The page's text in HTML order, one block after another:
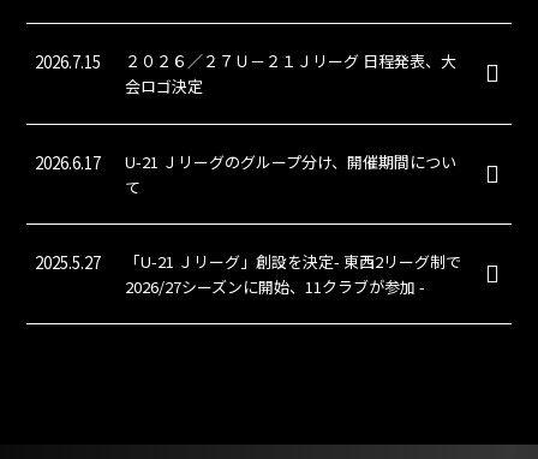
2026.7.15
２０２６／２７Ｕ－２１Ｊリーグ 日程発表、大
会ロゴ決定
2026.6.17
U-21 Ｊリーグのグループ分け、開催期間につい
て
2025.5.27
「U-21 Ｊリーグ」創設を決定- 東西2リーグ制で
2026/27シーズンに開始、11クラブが参加 -